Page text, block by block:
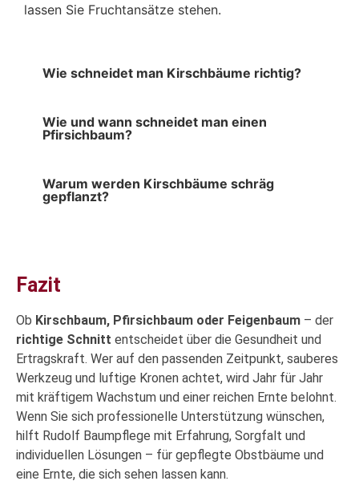
lassen Sie Fruchtansätze stehen.
Wie schneidet man Kirschbäume richtig?
Wie und wann schneidet man einen
Pfirsichbaum?
Warum werden Kirschbäume schräg
gepflanzt?
Fazit
Ob Kirschbaum, Pfirsichbaum oder Feigenbaum – der
richtige Schnitt entscheidet über die Gesundheit und
Ertragskraft. Wer auf den passenden Zeitpunkt, sauberes
Werkzeug und luftige Kronen achtet, wird Jahr für Jahr
mit kräftigem Wachstum und einer reichen Ernte belohnt.
Wenn Sie sich professionelle Unterstützung wünschen,
hilft Rudolf Baumpflege mit Erfahrung, Sorgfalt und
individuellen Lösungen – für gepflegte Obstbäume und
eine Ernte, die sich sehen lassen kann.